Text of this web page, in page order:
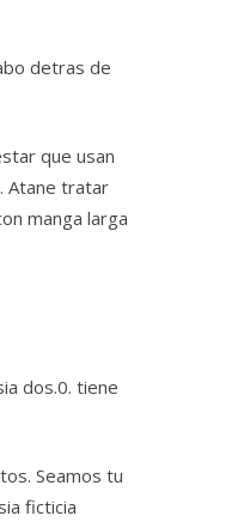
detras de
que usan
Atane tratar
manga larga
dos.0. tiene
Seamos tu
ficticia